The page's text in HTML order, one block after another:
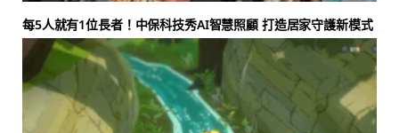
每5人就有1位長者！中保科技秀AI智慧照顧 打造居家守護新模式